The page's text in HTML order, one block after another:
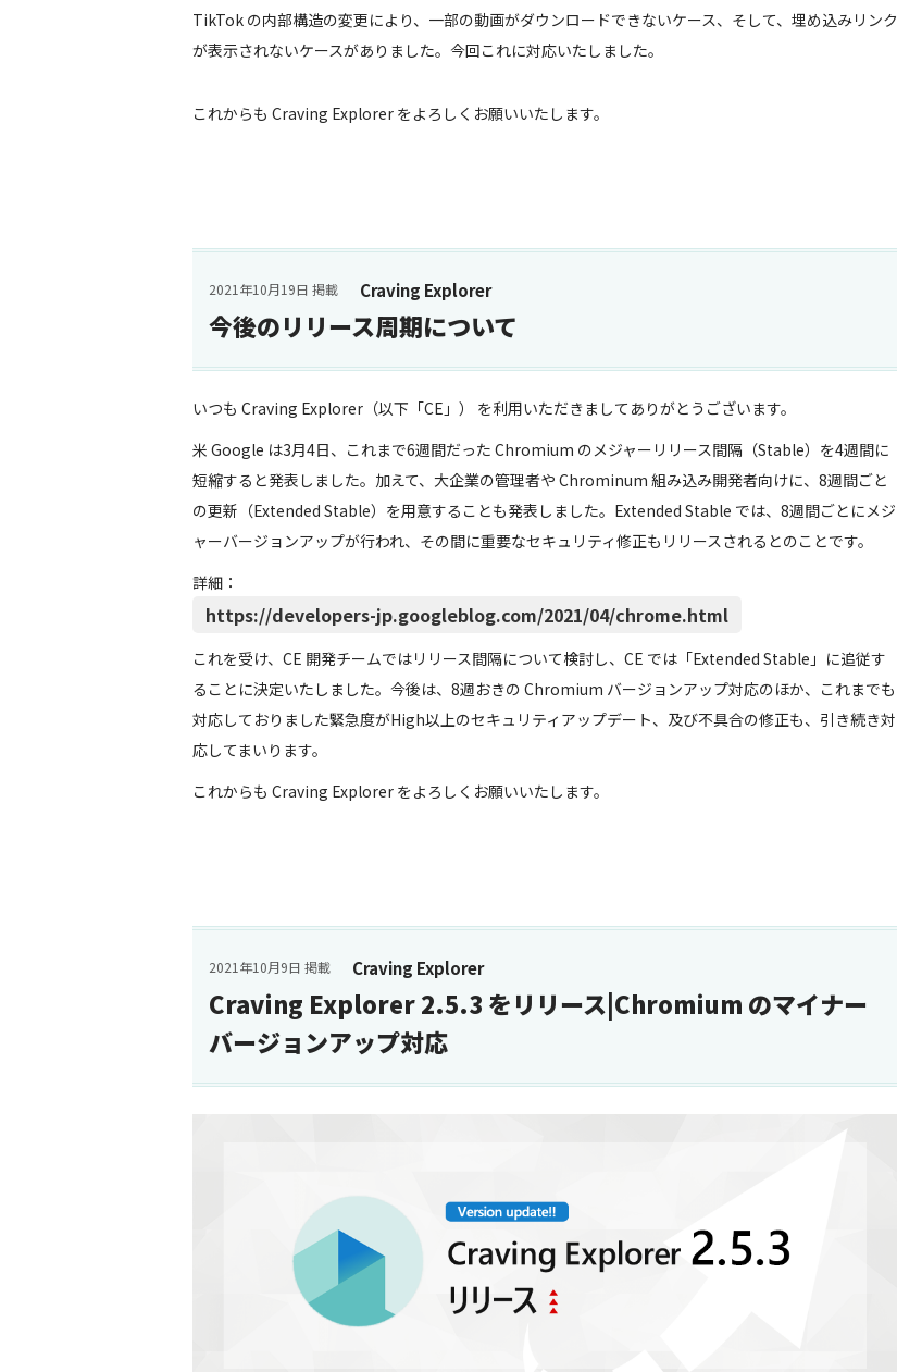
TikTok の内部構造の変更により、一部の動画がダウンロードできないケース、そして、埋め込みリンク
が表示されないケースがありました。今回これに対応いたしました。
これからも Craving Explorer をよろしくお願いいたします。
Craving Explorer
2021年10月19日 掲載
今後のリリース周期について
いつも Craving Explorer（以下「CE」） を利用いただきましてありがとうございます。
米 Google は3月4日、これまで6週間だった Chromium のメジャーリリース間隔（Stable）を4週間に
短縮すると発表しました。加えて、大企業の管理者や Chrominum 組み込み開発者向けに、8週間ごと
の更新（Extended Stable）を用意することも発表しました。Extended Stable では、8週間ごとにメジ
ャーバージョンアップが行われ、その間に重要なセキュリティ修正もリリースされるとのことです。
詳細：
https://developers-jp.googleblog.com/2021/04/chrome.html
これを受け、CE 開発チームではリリース間隔について検討し、CE では「Extended Stable」に追従す
ることに決定いたしました。今後は、8週おきの Chromium バージョンアップ対応のほか、これまでも
対応しておりました緊急度がHigh以上のセキュリティアップデート、及び不具合の修正も、引き続き対
応してまいります。
これからも Craving Explorer をよろしくお願いいたします。
Craving Explorer
2021年10月9日 掲載
Craving Explorer 2.5.3 をリリース|Chromium のマイナー
バージョンアップ対応